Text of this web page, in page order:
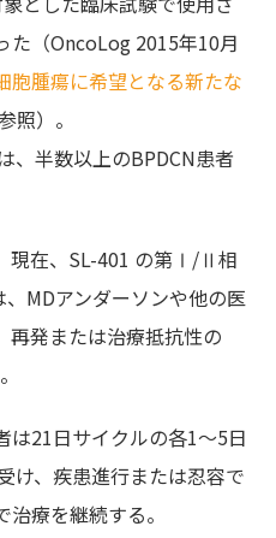
た（OncoLog 2015年10月
胞腫瘍に希望となる新たな
照）。
、半数以上のBPDCN患者
現在、SL-401 の第Ⅰ/Ⅱ相
MDアンダーソンや他の医
再発または治療抵抗性の
は21日サイクルの各1～5日
け、疾患進行または忍容で
療を継続する。